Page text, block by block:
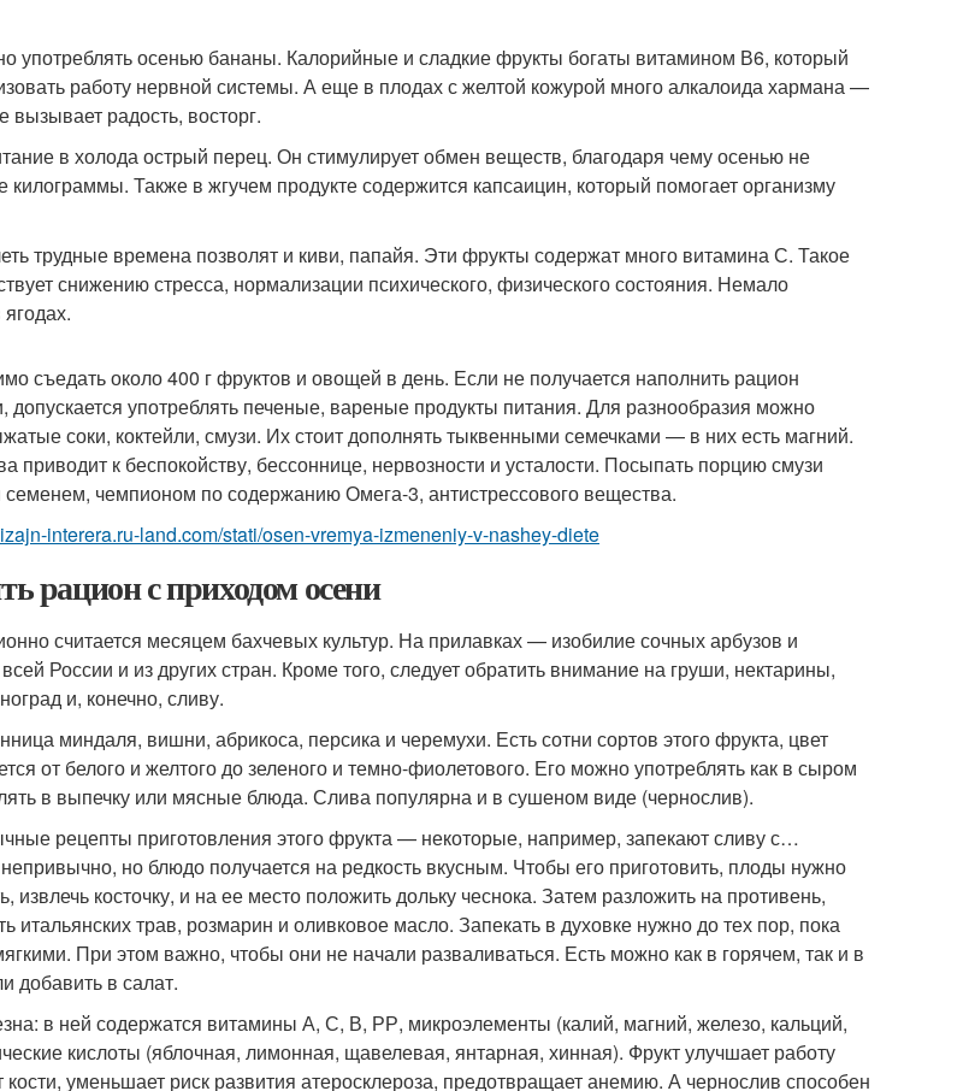
употреблять осенью бананы. Калорийные и сладкие фрукты богаты витамином В6, который
работу нервной системы. А еще в плодах с желтой кожурой много алкалоида хармана —
вызывает радость, восторг.
в холода острый перец. Он стимулирует обмен веществ, благодаря чему осенью не
килограммы. Также в жгучем продукте содержится капсаицин, который помогает организму
трудные времена позволят и киви, папайя. Эти фрукты содержат много витамина С. Такое
снижению стресса, нормализации психического, физического состояния. Немало
съедать около 400 г фруктов и овощей в день. Если не получается наполнить рацион
употреблять печеные, вареные продукты питания. Для разнообразия можно
соки, коктейли, смузи. Их стоит дополнять тыквенными семечками — в них есть магний.
приводит к беспокойству, бессоннице, нервозности и усталости. Посыпать порцию смузи
чемпионом по содержанию Омега-3, антистрессового вещества.
interera.ru-land.com/stati/osen-vremya-izmeneniy-v-nashey-diete
рацион с приходом осени
считается месяцем бахчевых культур. На прилавках — изобилие сочных арбузов и
России и из других стран. Кроме того, следует обратить внимание на груши, нектарины,
и, конечно, сливу.
миндаля, вишни, абрикоса, персика и черемухи. Есть сотни сортов этого фрукта, цвет
от белого и желтого до зеленого и темно-фиолетового. Его можно употреблять как в сыром
в выпечку или мясные блюда. Слива популярна и в сушеном виде (чернослив).
рецепты приготовления этого фрукта — некоторые, например, запекают сливу с…
но блюдо получается на редкость вкусным. Чтобы его приготовить, плоды нужно
извлечь косточку, и на ее место положить дольку чеснока. Затем разложить на противень,
итальянских трав, розмарин и оливковое масло. Запекать в духовке нужно до тех пор, пока
При этом важно, чтобы они не начали разваливаться. Есть можно как в горячем, так и в
добавить в салат.
в ней содержатся витамины А, С, В, РР, микроэлементы (калий, магний, железо, кальций,
кислоты (яблочная, лимонная, щавелевая, янтарная, хинная). Фрукт улучшает работу
кости, уменьшает риск развития атеросклероза, предотвращает анемию. А чернослив способен